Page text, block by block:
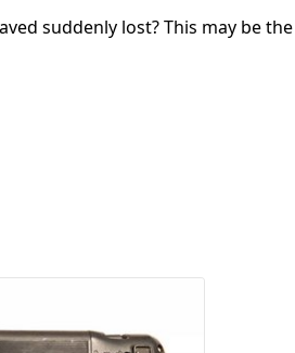
suddenly lost? This may be